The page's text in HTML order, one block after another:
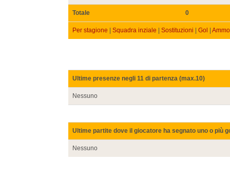
Totale 0
Per stagione | Squadra inziale | Sostituzioni | Gol |
Ultime presenze negli 11 di partenza (max.10)
Nessuno
Ultime partite dove il giocatore ha segnato uno o più
Nessuno